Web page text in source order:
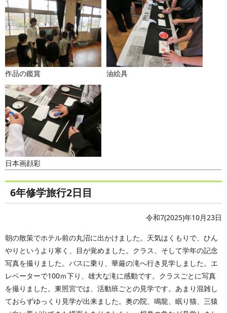
作品の鑑賞 油絵具
日本画顔彩
6年修学旅行2日目
令和7(2025)年10月23日
朝の散策でホテル前の丸沼に出かけました。天気はくもりで、ひん
やりというより寒く、目が覚めました。クラス、そして学年の記念
写真を撮りました。バスに乗り、華厳の滝へ行き見学しました。エ
レベーターで100ｍ下り、雄大な滝に感動です。クラスごとに写真
を撮りました。東照宮では、活動班ごとの見学です。あまり混雑し
ておらずゆっくり見学が出来ました。奥の院、鳴龍、眠り猫、三猿